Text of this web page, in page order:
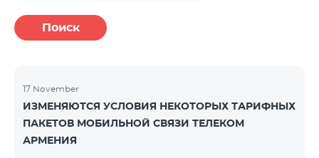
Поиск
17 November
ИЗМЕНЯЮТСЯ УСЛОВИЯ НЕКОТОРЫХ ТАРИФНЫХ
ПАКЕТОВ МОБИЛЬНОЙ СВЯЗИ ТЕЛЕКОМ
АРМЕНИЯ